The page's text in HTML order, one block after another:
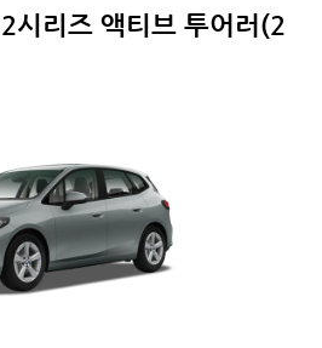
리즈 액티브 투어러(2